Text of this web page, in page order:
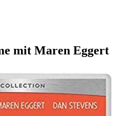
mit Maren Eggert